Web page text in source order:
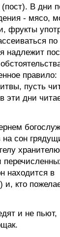
В дни
- мясо,
фрукты
надлежит
правило:
пусть
эти дни
сон
находится в
кто
и не пьют,